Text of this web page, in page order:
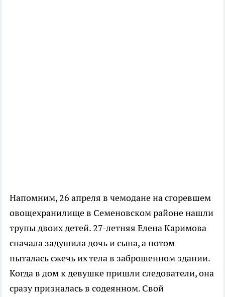
Напомним, 26 апреля в чемодане на сгоревшем
овощехранилище в Семеновском районе нашли
трупы двоих детей. 27-летняя Елена Каримова
сначала задушила дочь и сына, а потом
пыталась сжечь их тела в заброшенном здании.
Когда в дом к девушке пришли следователи, она
сразу призналась в содеянном. Свой